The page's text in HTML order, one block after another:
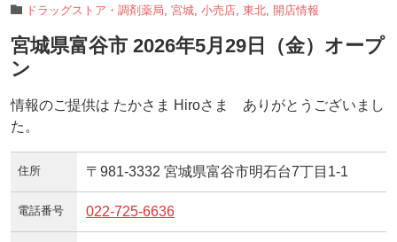
ドラッグストア・調剤薬局 宮城 小売店 東北 開店情報
宮城県富谷市 2026年5月29日（金）オープ
ン
情報のご提供は たかさま Hiroさま ありがとうございまし
た。
住所 〒981-3332 宮城県富谷市明石台7丁目1-1
電話番号 022-725-6636